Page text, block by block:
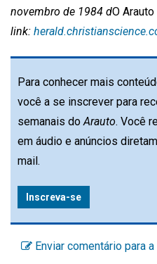
novembro de 1984 dO
link:
Para conhecer mais
você a se inscrever para
semanais doArauto. Você
em áudio e anúncios
mail.
Inscreva-se
Enviar comentário para